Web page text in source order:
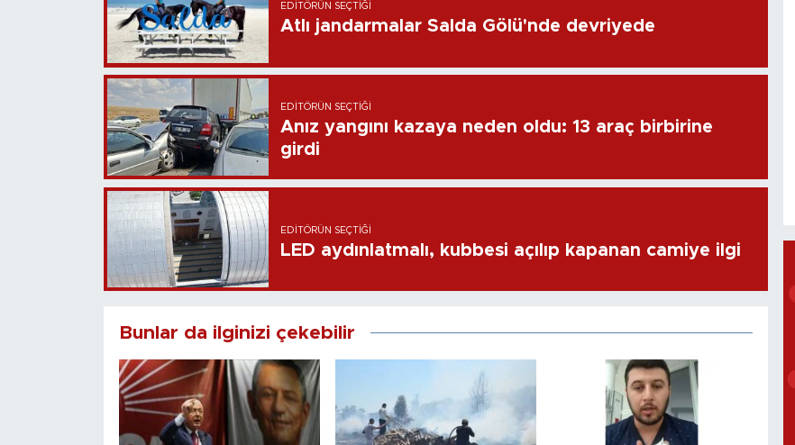
EDITÖRÜN SEÇTIĞI
Atlı jandarmalar Salda Gölü'nde devriyede
EDITÖRÜN SEÇTIĞI
Anız yangını kazaya neden oldu: 13 araç birbirine
girdi
EDITÖRÜN SEÇTIĞI
LED aydınlatmalı, kubbesi açılıp kapanan camiye ilgi
Bunlar da ilginizi çekebilir